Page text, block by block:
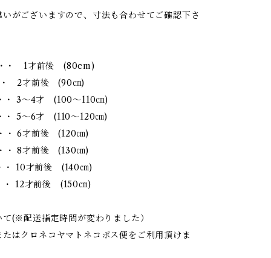
がございますので、寸法も合わせてご確認下さ
・ 1才前後 (80cm)
2才前後 (90㎝)
・ 3～4才 (100～110㎝)
・ 5～6才 (110～120㎝)
6才前後 (120㎝)
8才前後 (130㎝)
10才前後 (140㎝)
12才前後 (150㎝)
(※配送指定時間が変わりました）
はクロネコヤマトネコポス便をご利用頂けま